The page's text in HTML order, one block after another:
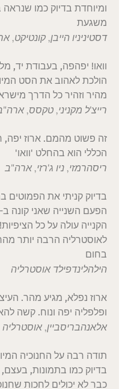
ומיוחדת בדיוק כמו שנראה
משגעת
דסטיניניו הייבן, קונטיקט,
וואו! יפהפה, בעבודת יד,
הולכת לאהוב את הסט
מהיר וזהיר כל הדרך
רייצ'ל מקניני, טקסס,
זה פשוט מהמם. ארוז יפה,
הכללי הוא בהחלט 'וואו'
ריסהרמזי, ניו ג'רזי, ארה"ב
בדיוק קניתי את הפמוטים
הקנייה עולה על כל
לאוסטרליה הרבה יותר
בחום
הילהלינדפילד אוסטרליה
ארוז נפלא, מגיע מהר.
ופלפליה יפה ונוח. קשה
אלאנהבריסביין, אוסטרליה
תודה רבה על החנוכיה
בדיוק כמו בתמונות,
כבר לא יכולים לחכות